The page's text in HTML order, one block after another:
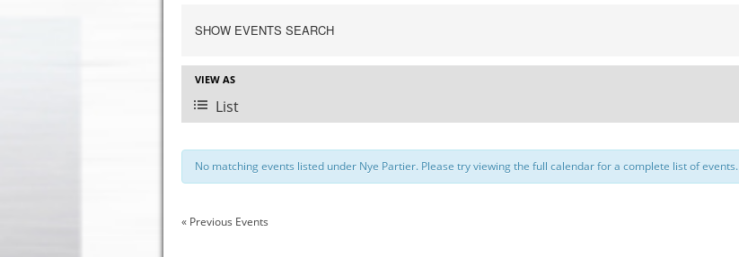
SEARCH
VIEWS
NAVIGATION
SHOW EVENTS SEARCH
EVENT
VIEWS
NAVIGATION
VIEW AS
List
No matching events listed under Nye Partier. Please try viewing the full calendar for a complete list of events.
« Previous Events